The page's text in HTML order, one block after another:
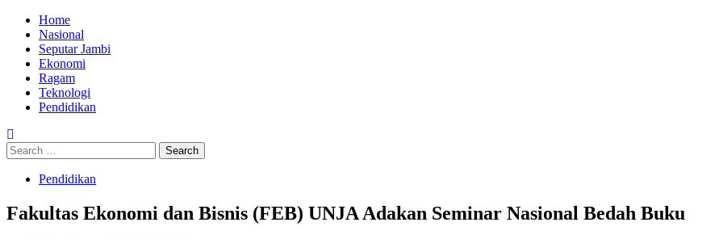
Skip
content
Primary
Menu
Home
Nasional
Seputar Jambi
Ekonomi
Ragam
Teknologi
Pendidikan
Search
for:
Pendidikan
Fakultas Ekonomi dan Bisnis (FEB) UNJA Adakan Seminar Nasional Bedah Buku